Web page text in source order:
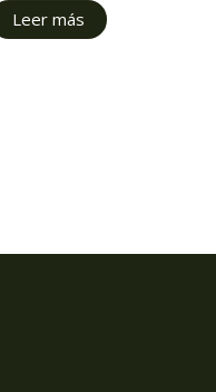
Leer más